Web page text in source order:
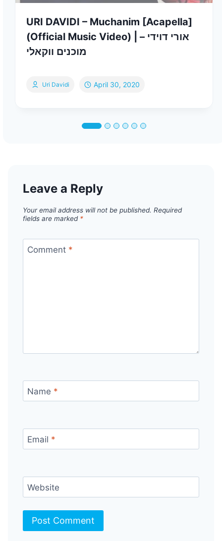
URI DAVIDI – Muchanim [Acapella]
(Official Music Video) | אורי דוידי –
מוכנים ווקאלי
Uri Davidi April 30, 2020
Leave a Reply
Your email address will not be published. Required
fields are marked *
Comment *
Name *
Email *
Website